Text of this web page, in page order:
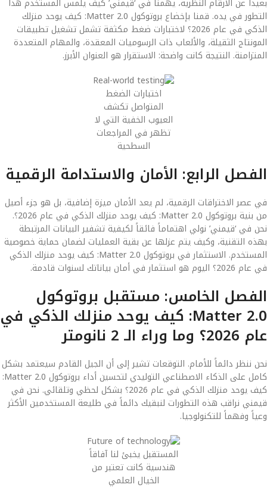
بعيداً عن الأرقام النظرية، يهمنا في ‘قيمني’ كيف يلمس المستخدم هذا
التطور في يده. قمنا بإخضاع بروتوكول Matter 2.0: كيف يوحد منزلك
الذكي في عام 2026؟ لاختبارات ضغط مكثفة تشمل تشغيل تطبيقات
المونتاج الثقيلة، والألعاب ذات الرسوميات المعقدة، والمهام المتعددة
المتزامنة. النتيجة كانت واضحة: الاستقرار هو العنوان الأبرز.
اختبارات الضغط
المتواصل تكشف
العيوب الخفية التي لا
تظهر في المراجعات
السطحية
الفصل الرابع: الأمان والاستدامة الرقمية
في عصر الاختراقات الرقمية، لم يعد الأمان ميزة إضافية، بل هو جزء أصيل
من بنية بروتوكول Matter 2.0: كيف يوحد منزلك الذكي في عام 2026؟.
نحن في ‘قيمني’ نولي اهتماماً فائقاً لكيفية تشفير البيانات المرتبطة
بهذه التقنية، وكيف يتم عزلها عن بقية العمليات لضمان حماية خصوصية
المستخدم. الاستثمار في بروتوكول Matter 2.0: كيف يوحد منزلك الذكي
في عام 2026؟ اليوم هو استثمار في أمان بياناتك لسنوات قادمة.
الفصل الخامس: مستقبل بروتوكول
Matter 2.0: كيف يوحد منزلك الذكي في
عام 2026؟ وما وراء الـ 2 نانومتر
نحن ننظر دائماً للأمام. التوقعات تشير إلى أن الجيل القادم سيعتمد بشكل
كامل على الذكاء الاصطناعي التوليدي لتحسين أداء بروتوكول Matter 2.0:
كيف يوحد منزلك الذكي في عام 2026؟ بشكل لحظي وتلقائي. نحن في
قيمني نراقب هذه التطورات لنبقيك دائماً في طليعة المستخدمين الأكثر
وعياً وفهماً للتكنولوجيا.
المستقبل يخبئ لنا آفاقاً
هندسية كانت تعتبر من
الخيال العلمي